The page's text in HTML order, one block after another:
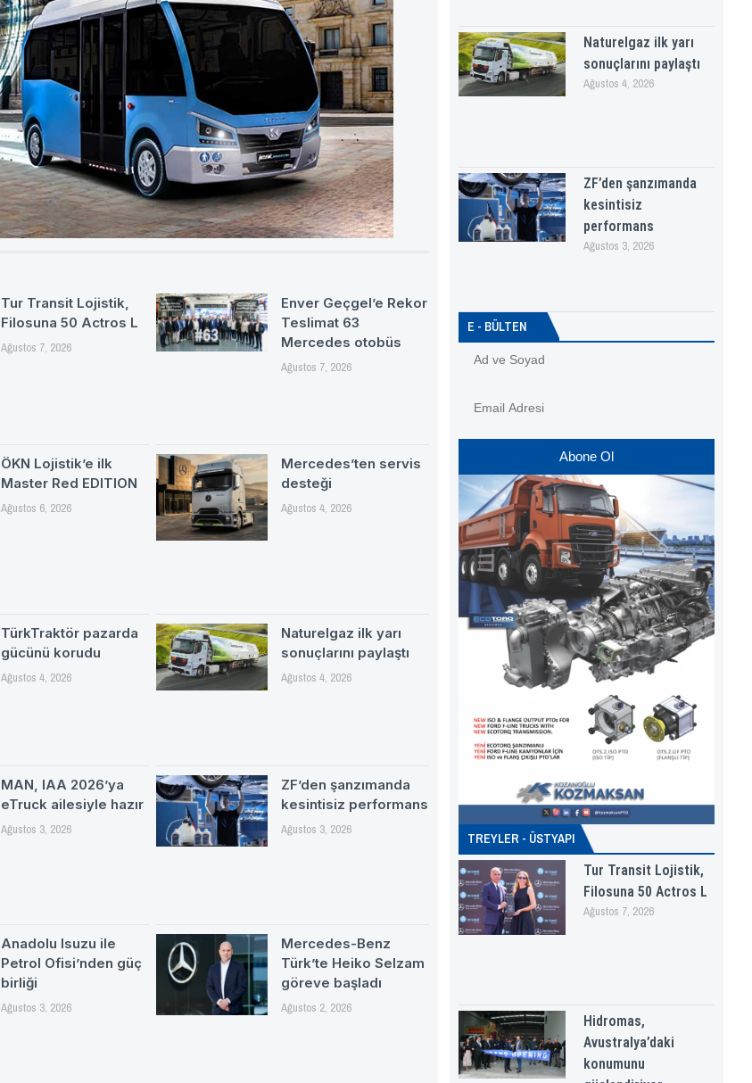
Tur Transit Lojistik,
Filosuna 50 Actros L
Ağustos 7, 2026
Enver Geçgel’e Rekor
Teslimat 63
Mercedes otobüs
Ağustos 7, 2026
ÖKN Lojistik’e ilk
Master Red EDITION
Ağustos 6, 2026
Mercedes’ten servis
desteği
Ağustos 4, 2026
TürkTraktör pazarda
gücünü korudu
Ağustos 4, 2026
Naturelgaz ilk yarı
sonuçlarını paylaştı
Ağustos 4, 2026
MAN, IAA 2026’ya
eTruck ailesiyle hazır
Ağustos 3, 2026
ZF’den şanzımanda
kesintisiz performans
Ağustos 3, 2026
Anadolu Isuzu ile
Petrol Ofisi’nden güç
birliği
Ağustos 3, 2026
Mercedes-Benz
Türk’te Heiko Selzam
göreve başladı
Ağustos 2, 2026
Naturelgaz ilk yarı
sonuçlarını paylaştı
Ağustos 4, 2026
ZF’den şanzımanda
kesintisiz
performans
Ağustos 3, 2026
E - BÜLTEN
Abone Ol
TREYLER - ÜSTYAPI
Tur Transit Lojistik,
Filosuna 50 Actros L
Ağustos 7, 2026
Hidromas,
Avustralya’daki
konumunu